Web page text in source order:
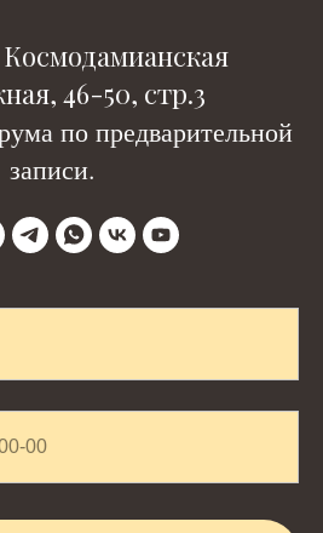
Космодамианская
46-50, стр.3
по предварительной
записи.